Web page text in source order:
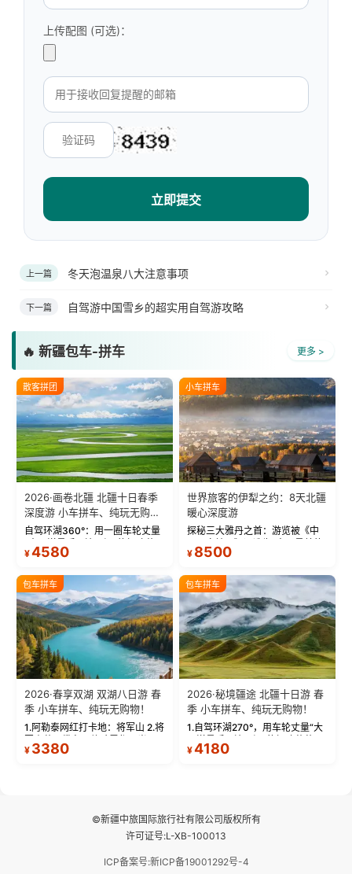
上传配图 (可选)：
立即提交
上一篇 冬天泡温泉八大注意事项
下一篇 自驾游中国雪乡的超实用自驾游攻略
🔥 新疆包车-拼车 更多 >
散客拼团
2026·画卷北疆 北疆十日春季
深度游 小车拼车、纯玩无购
物！
自驾环湖360°：用一圈车轮丈量
蓝。 赛湖旅拍：甄选多款风格服
绝美瞬间。 赛湖坦克300跟车视
频：专业摄影师...
¥4580
小车拼车
世界旅客的伊犁之约：8天北疆
暖心深度游
探秘三大雅丹之首：游览被《中
三大雅丹”第一名的克拉玛依魔鬼
瓦人最大村落——禾木村，欣赏
晨雾与小木...
¥ 8500
包车拼车
2026·春享双湖 双湖八日游 春
季 小车拼车、纯玩无购物！
1.阿勒泰网红打卡地：将军山 2.将
军山落日缆车，体验雪都风光 3.
将军山，夕阳派对，蹦迪party 4.
¥ 3380
包车拼车
2026·秘境疆途 北疆十日游 春
季 小车拼车、纯玩无购物！
1.自驾环湖270°，用车轮丈量“大
西洋最后一滴眼泪”的极致蔚蓝，
让雪山、花海与深邃湖水在转弯
¥4180
©新疆中旅国际旅行社有限公司版权所有
许可证号:L-XB-100013
ICP备案号:新ICP备19001292号-4